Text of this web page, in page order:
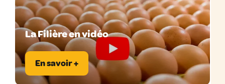
La Filière en vidéo
En savoir +